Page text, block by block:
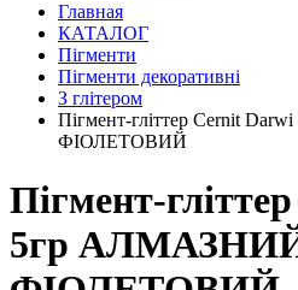
Главная
КАТАЛОГ
Пігменти
Пігменти декоративні
З глітером
Пігмент-гліттер Cernit
ФІОЛЕТОВИЙ
Пігмент-
5гр